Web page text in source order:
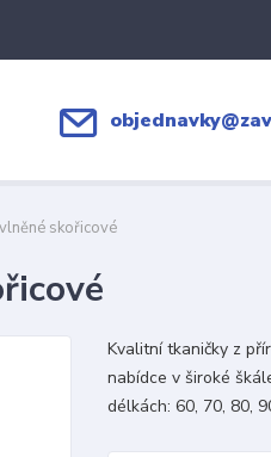
skořicové
Kvalitní tkaničky z
nabídce v široké
délkách: 60, 70, 80,